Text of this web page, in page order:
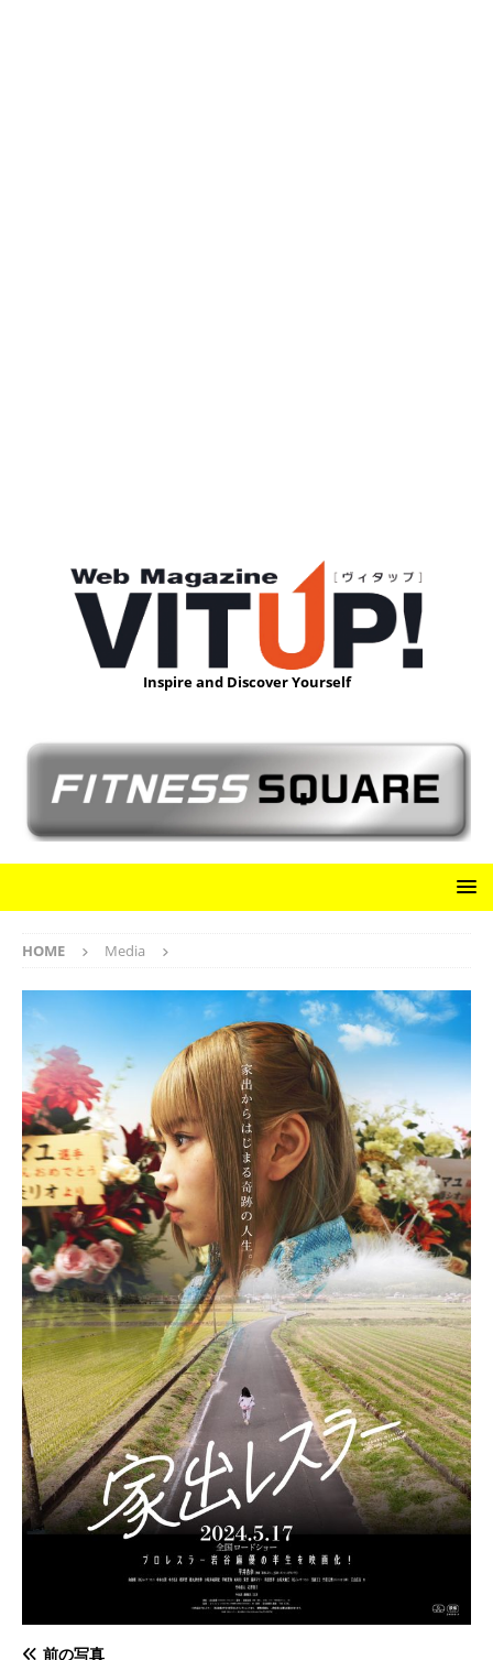
Inspire and Discover Yourself
HOME Media
前の写真